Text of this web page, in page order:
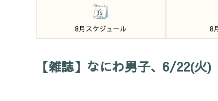
8月スケジュール 8
【雑誌】なにわ男子、6/22(火